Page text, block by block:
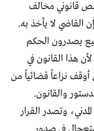
قانوني مخالف
القاضي لا يأخذ به.
يصدرون الحكم
هذا القانون في
أوقف نزاعاً قضائياً من
والقانون.
وتصدر القرار